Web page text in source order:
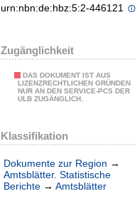
urn:nbn:de:hbz:5:2-446121
Zugänglichkeit
DAS DOKUMENT IST AUS
LIZENZRECHTLICHEN GRÜNDEN
NUR AN DEN SERVICE-PCS DER
ULB ZUGÄNGLICH.
Klassifikation
Dokumente zur Region →
Amtsblätter. Statistische
Berichte → Amtsblätter